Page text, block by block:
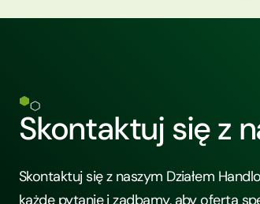
Skontaktuj się z
Skontaktuj się z naszym Działem
każde pytanie i zadbamy, aby oferta